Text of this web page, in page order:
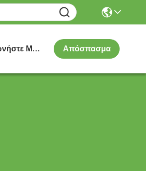
Επικοινωνήστε Μαζί Μας Απόσπασμα